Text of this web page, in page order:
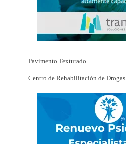
Pavimento Texturado
Centro de Rehabilitación de Drogas